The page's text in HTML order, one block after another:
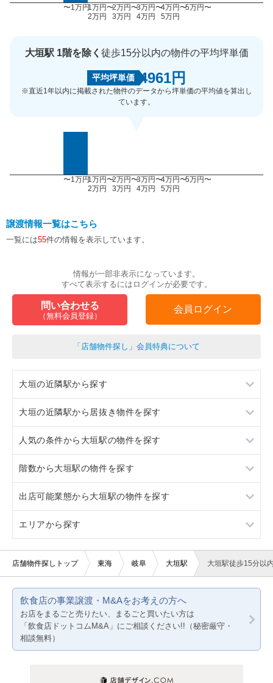
〜1万円1万円〜
2万円
2万円〜
3万円
3万円〜
4万円
4万円〜
5万円
5万円〜
大垣駅 1階を除く 徒歩15分以内の物件の平均坪単価
平均坪単価 4961円
※直近1年以内に掲載された物件のデータから坪単価の平均値を算出し
ています。
〜1万円1万円〜
2万円
2万円〜
3万円
3万円〜
4万円
4万円〜
5万円
5万円〜
譲渡情報一覧はこちら
一覧には55件の情報を表示しています。
情報が一部非表示になっています。
すべて表示するにはログインが必要です。
問い合わせる
（無料会員登録）
会員ログイン
「店舗物件探し」会員特典について
大垣の近隣駅から探す
荒尾
穂積
東大垣
美濃赤坂
大垣の近隣駅から居抜き物件を探す
荒尾
穂積
東大垣
美濃赤坂
人気の条件から大垣駅の物件を探す
スケルトン
駐車場あり
20坪以下
賃料10万円以下
階数から大垣駅の物件を探す
地下
1階
2階
出店可能業態から大垣駅の物件を探す
重飲食
軽飲食
サロン（マッサージ・エステ・ネイルなど）
医療・歯科・クリニック
エリアから探す
愛知
岐阜
三重
店舗物件探しトップ 東海 岐阜 大垣駅 大垣駅徒歩15分以
飲食店の事業譲渡・M&Aをお考えの方へ
お店をまるごと売りたい、まるごと買いたい方は
「飲食店ドットコムM&A」にご相談ください!!（秘密厳守・
相談無料）